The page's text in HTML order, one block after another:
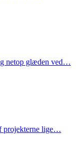
netop glæden ved…
projekterne lige…